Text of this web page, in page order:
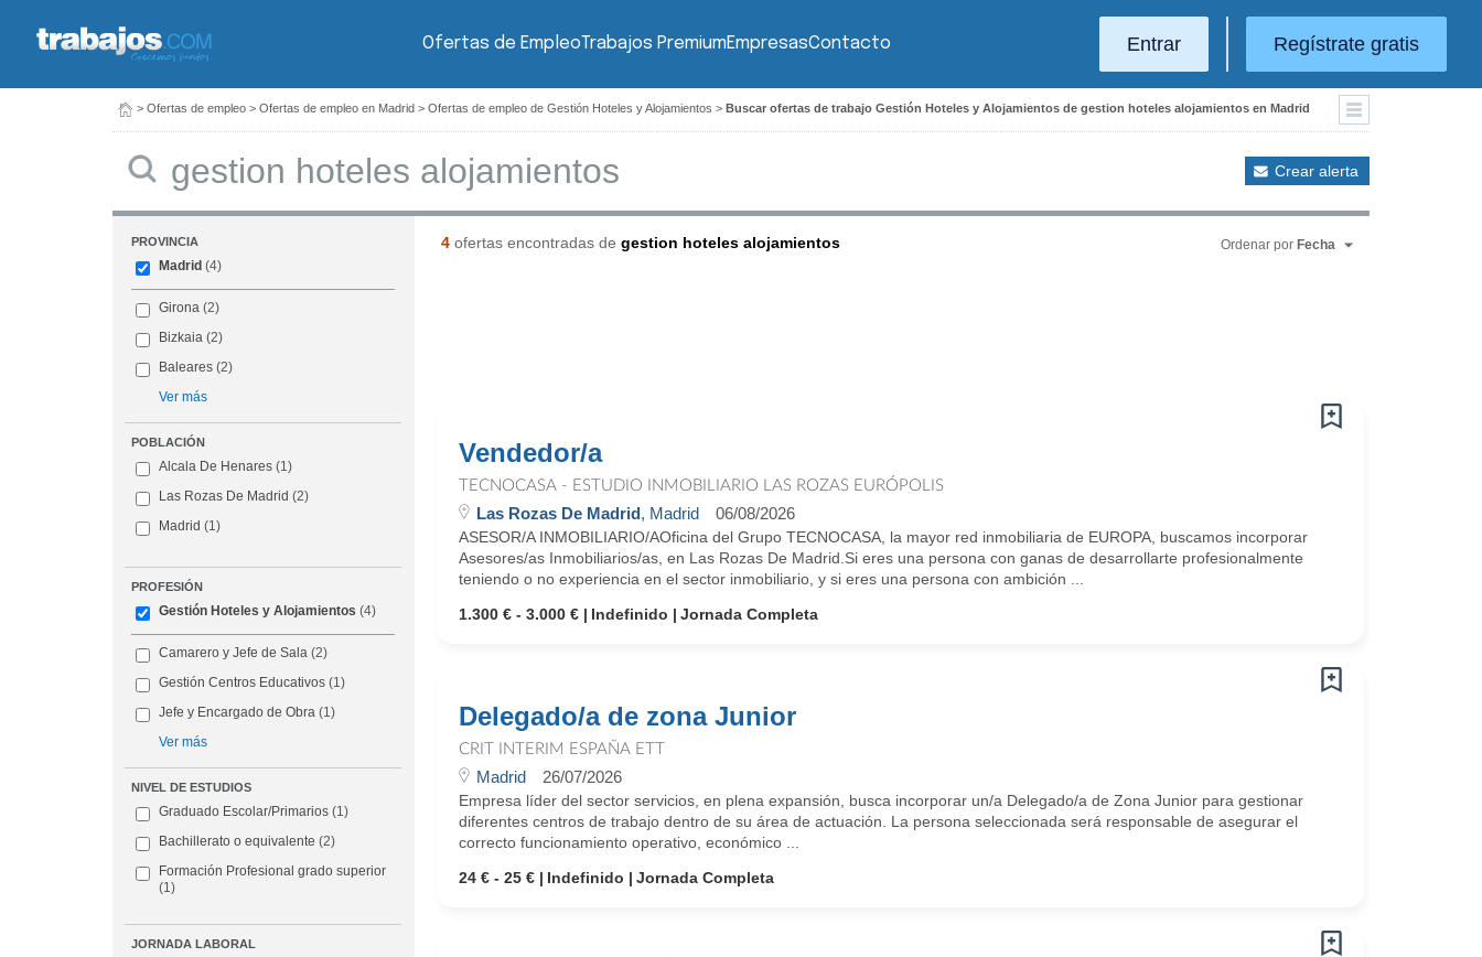
Ofertas de EmpleoTrabajos PremiumEmpresasContacto Entrar Regístrate gratis
> Ofertas de empleo > Ofertas de empleo en Madrid > Ofertas de empleo de Gestión Hoteles y Alojamientos > Buscar ofertas de trabajo Gestión Hoteles y Alojamientos de gestion hoteles alojamientos en Madrid
Crear alerta
PROVINCIA
Madrid (4)
Girona (2)
Bizkaia (2)
Baleares (2)
Ver más
POBLACIÓN
Alcala De Henares (1)
Las Rozas De Madrid (2)
Madrid (1)
PROFESIÓN
Gestión Hoteles y Alojamientos (4)
Camarero y Jefe de Sala (2)
Gestión Centros Educativos (1)
Jefe y Encargado de Obra (1)
Ver más
NIVEL DE ESTUDIOS
Graduado Escolar/Primarios (1)
Bachillerato o equivalente (2)
Formación Profesional grado superior
(1)
JORNADA LABORAL
4ofertas encontradas de gestion hoteles alojamientos Ordenar por Fecha
Vendedor/a
TECNOCASA - ESTUDIO INMOBILIARIO LAS ROZAS EURÓPOLIS
Las Rozas De Madrid, Madrid 06/08/2026
ASESOR/A INMOBILIARIO/AOficina del Grupo TECNOCASA, la mayor red inmobiliaria de EUROPA, buscamos incorporar
Asesores/as Inmobiliarios/as, en Las Rozas De Madrid.Si eres una persona con ganas de desarrollarte profesionalmente
teniendo o no experiencia en el sector inmobiliario, y si eres una persona con ambición ...
1.300 € - 3.000 €
Indefinido Jornada Completa
Delegado/a de zona Junior
CRIT INTERIM ESPAÑA ETT
Madrid 26/07/2026
Empresa líder del sector servicios, en plena expansión, busca incorporar un/a Delegado/a de Zona Junior para gestionar
diferentes centros de trabajo dentro de su área de actuación. La persona seleccionada será responsable de asegurar el
correcto funcionamiento operativo, económico ...
24 € - 25 €
Indefinido Jornada Completa